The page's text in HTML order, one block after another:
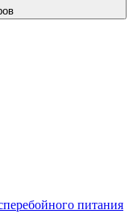
питания